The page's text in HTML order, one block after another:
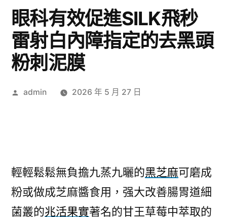
眼科有效促進SILK飛秒
雷射白內障指定的去黑頭
粉刺泥膜
作
admin 2026 年 5 月 27 日
輕輕鬆鬆無負擔九蒸九曬的黑芝麻可磨成
粉或做成芝麻醬食用，强大改善腸胃道細
菌叢的兆活果實著名的甘王草莓中萃取的